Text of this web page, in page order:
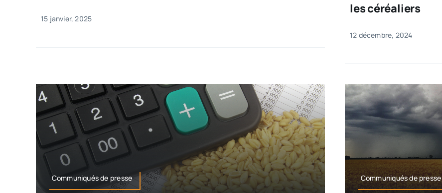
15 janvier, 2025
les céréaliers
12 décembre, 2024
Communiqués de presse Communiqués de presse